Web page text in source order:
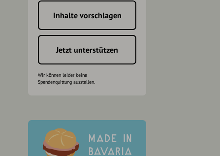
Inhalte vorschlagen
Jetzt unterstützen
Wir können leider keine
Spendenquittung ausstellen.